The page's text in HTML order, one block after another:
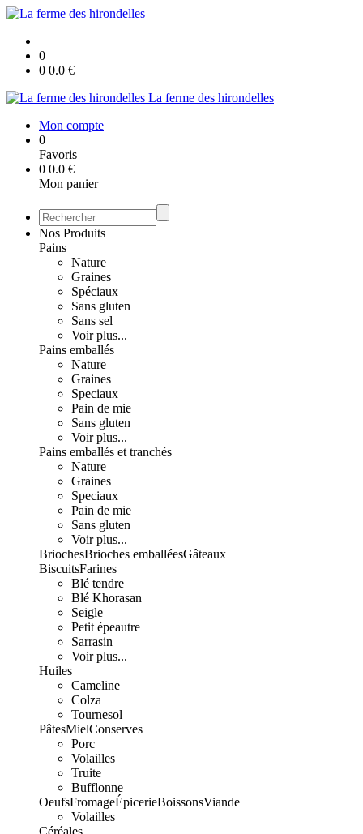
0
0 0.0 €
La ferme des hirondelles
Mon compte
0
Favoris
0 0.0 €
Mon panier
Nos Produits
Pains
Nature
Graines
Spéciaux
Sans gluten
Sans sel
Voir plus...
Pains emballés
Nature
Graines
Speciaux
Pain de mie
Sans gluten
Voir plus...
Pains emballés et tranchés
Nature
Graines
Speciaux
Pain de mie
Sans gluten
Voir plus...
BriochesBrioches emballéesGâteaux
BiscuitsFarines
Blé tendre
Blé Khorasan
Seigle
Petit épeautre
Sarrasin
Voir plus...
Huiles
Cameline
Colza
Tournesol
PâtesMielConserves
Porc
Volailles
Truite
Bufflonne
OeufsFromageÉpicerieBoissonsViande
Volailles
Céréales